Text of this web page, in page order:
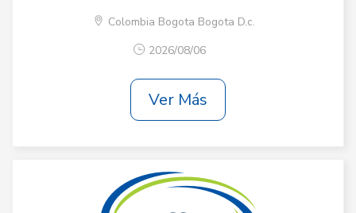
Colombia Bogota Bogota D.c.
2026/08/06
Ver Más